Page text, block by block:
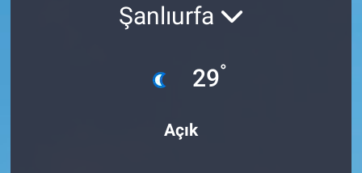
Şanlıurfa
29°
Açık